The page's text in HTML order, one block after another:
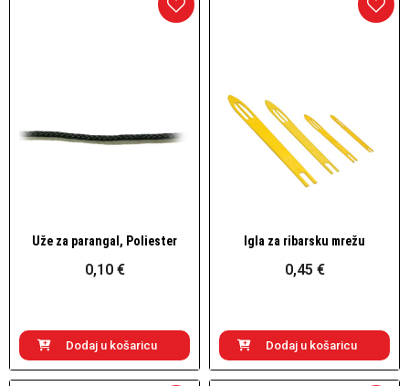
Brzi pogled
Uže za parangal, Poliester
0,10 €
Dodaj u košaricu
Brzi pogled
Igla za ribarsku mrežu
0,45 €
Dodaj u košaricu